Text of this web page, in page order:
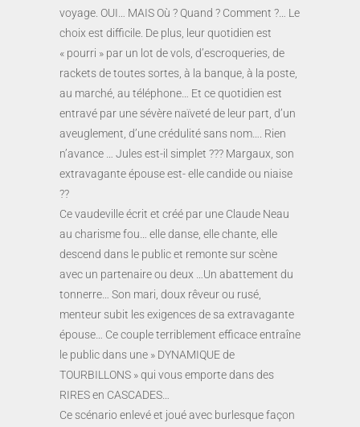
voyage. OUI… MAIS Où ? Quand ? Comment ?… Le
choix est difficile. De plus, leur quotidien est
« pourri » par un lot de vols, d’escroqueries, de
rackets de toutes sortes, à la banque, à la poste,
au marché, au téléphone… Et ce quotidien est
entravé par une sévère naïveté de leur part, d’un
aveuglement, d’une crédulité sans nom…. Rien
n’avance … Jules est-il simplet ??? Margaux, son
extravagante épouse est- elle candide ou niaise
??
Ce vaudeville écrit et créé par une Claude Neau
au charisme fou… elle danse, elle chante, elle
descend dans le public et remonte sur scène
avec un partenaire ou deux …Un abattement du
tonnerre… Son mari, doux rêveur ou rusé,
menteur subit les exigences de sa extravagante
épouse… Ce couple terriblement efficace entraîne
le public dans une » DYNAMIQUE de
TOURBILLONS » qui vous emporte dans des
RIRES en CASCADES…
Ce scénario enlevé et joué avec burlesque façon